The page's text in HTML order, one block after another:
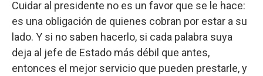
Cuidar al presidente no es un favor que se le hace:
es una obligación de quienes cobran por estar a su
lado. Y si no saben hacerlo, si cada palabra suya
deja al jefe de Estado más débil que antes,
entonces el mejor servicio que pueden prestarle, y